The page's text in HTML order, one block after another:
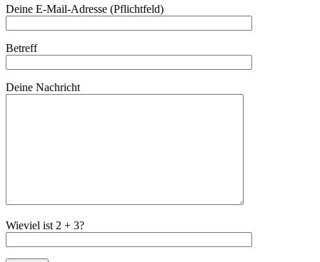
Deine E-Mail-Adresse (Pflichtfeld)
Betreff
Deine Nachricht
Wieviel ist 2 + 3?